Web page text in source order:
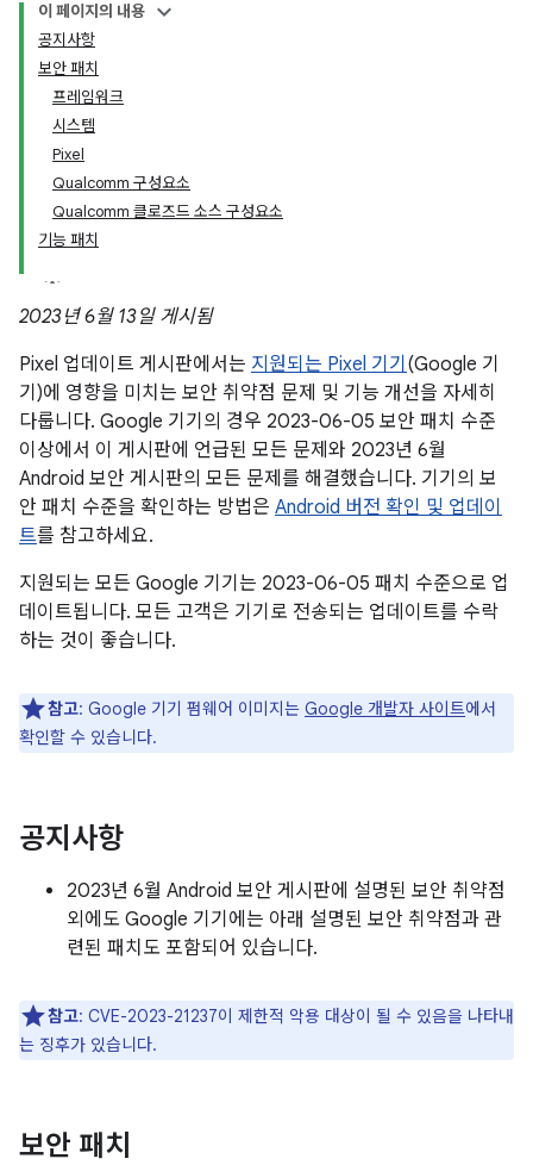
이 페이지의 내용
공지사항
보안 패치
프레임워크
시스템
Pixel
Qualcomm 구성요소
Qualcomm 클로즈드 소스 구성요소
기능 패치
2023년 6월 13일 게시됨
Pixel 업데이트 게시판에서는 지원되는 Pixel 기기 (Google 기
기)에 영향을 미치는 보안 취약점 문제 및 기능 개선을 자세히
다룹니다. Google 기기의 경우 2023-06-05 보안 패치 수준
이상에서 이 게시판에 언급된 모든 문제와 2023년 6월
Android 보안 게시판의 모든 문제를 해결했습니다. 기기의 보
안 패치 수준을 확인하는 방법은 Android 버전 확인 및 업데이
트를 참고하세요.
지원되는 모든 Google 기기는 2023-06-05 패치 수준으로 업
데이트됩니다. 모든 고객은 기기로 전송되는 업데이트를 수락
하는 것이 좋습니다.
참고: Google 기기 펌웨어 이미지는 Google 개발자 사이트에서
확인할 수 있습니다.
공지사항
2023년 6월 Android 보안 게시판에 설명된 보안 취약점
외에도 Google 기기에는 아래 설명된 보안 취약점과 관
련된 패치도 포함되어 있습니다.
참고: CVE-2023-21237이 제한적 악용 대상이 될 수 있음을 나타내
는 징후가 있습니다.
보안 패치